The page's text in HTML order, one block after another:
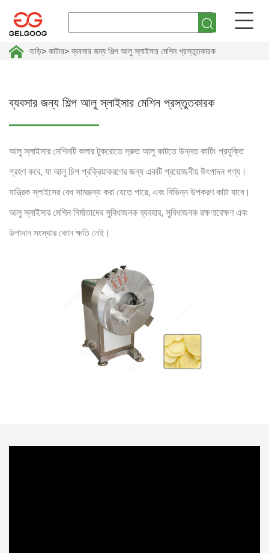
বাড়ি> কাটার> ব্যবসার জন্য শিল্প আলু স্লাইসার মেশিন প্রস্তুতকারক
ব্যবসার জন্য শিল্প আলু স্লাইসার মেশিন প্রস্তুতকারক
আলু স্লাইসার মেশিনটি কলার টুকরোতে দ্রুত আলু কাটতে উন্নত কাটিং প্রযুক্তি
গ্রহণ করে, যা আলু চিপ প্রক্রিয়াকরণের জন্য একটি প্রয়োজনীয় উৎপাদন পণ্য।
যান্ত্রিক স্লাইসের বেধ সামঞ্জস্য করা যেতে পারে, এবং বিভিন্ন উপকরণ কাটা যাবে।
আলু স্লাইসার মেশিন নির্মাতাদের সুবিধাজনক ব্যবহার, সুবিধাজনক রক্ষণাবেক্ষণ এবং
উপাদান সংস্থার কোন ক্ষতি নেই।